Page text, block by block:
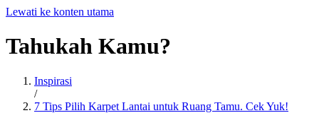
Lewati ke konten utama
Tahukah Kamu?
Inspirasi
/
7 Tips Pilih Karpet Lantai untuk Ruang Tamu. Cek Yuk!